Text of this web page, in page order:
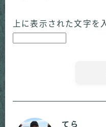
上に表示された文字を
てら